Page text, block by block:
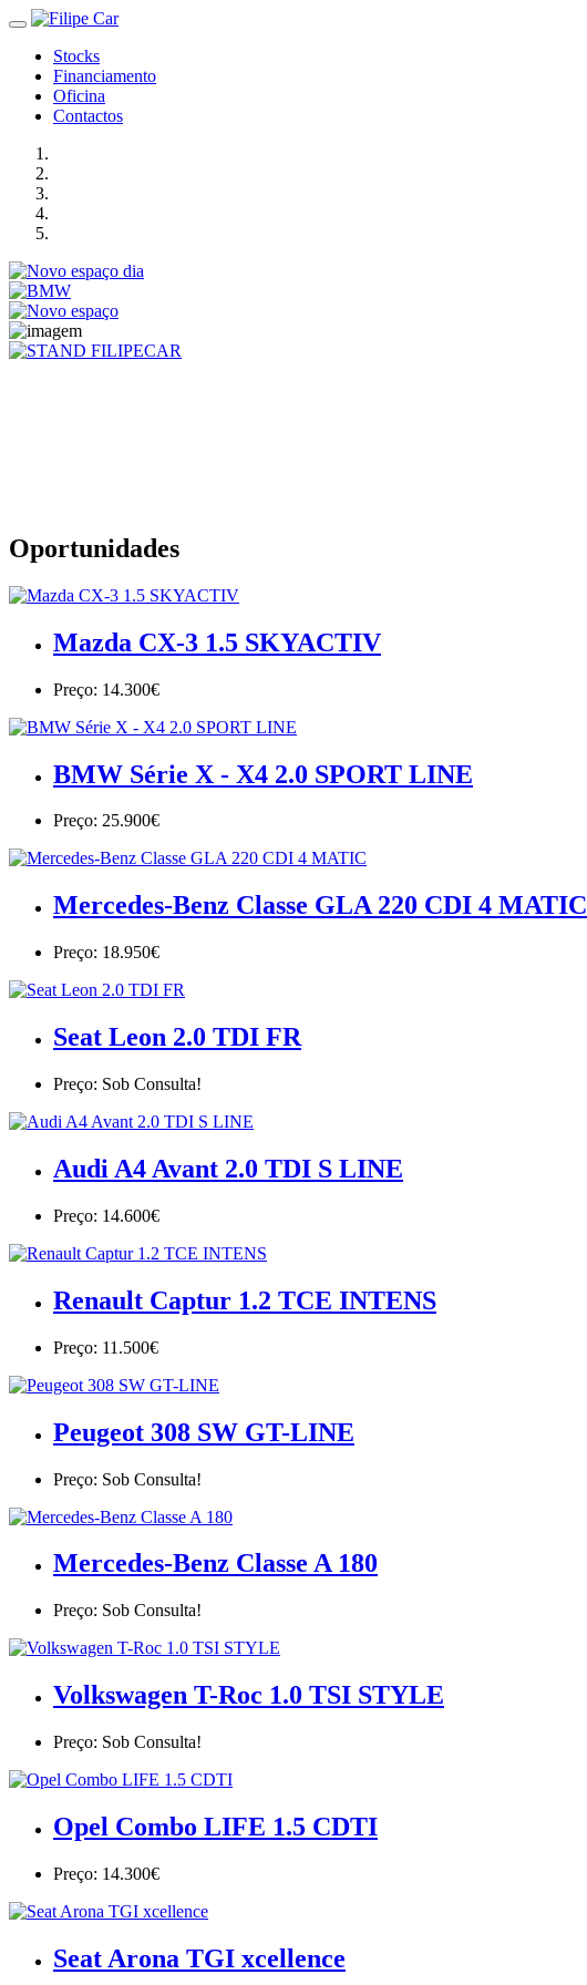
Stocks
Financiamento
Oficina
Contactos
Oportunidades
Mazda CX-3 1.5 SKYACTIV
Preço: 14.300€
BMW Série X - X4 2.0 SPORT LINE
Preço: 25.900€
Mercedes-Benz Classe GLA 220 CDI 4 MATIC
Preço: 18.950€
Seat Leon 2.0 TDI FR
Preço: Sob Consulta!
Audi A4 Avant 2.0 TDI S LINE
Preço: 14.600€
Renault Captur 1.2 TCE INTENS
Preço: 11.500€
Peugeot 308 SW GT-LINE
Preço: Sob Consulta!
Mercedes-Benz Classe A 180
Preço: Sob Consulta!
Volkswagen T-Roc 1.0 TSI STYLE
Preço: Sob Consulta!
Opel Combo LIFE 1.5 CDTI
Preço: 14.300€
Seat Arona TGI xcellence